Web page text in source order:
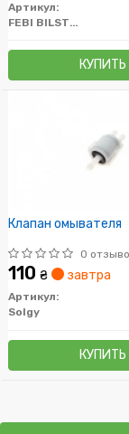
Артикул:
FEBI BILSTEIN
КУПИТЬ
Клапан омывателя
0
110 ₴ завтра
Артикул:
Solgy
КУПИТЬ